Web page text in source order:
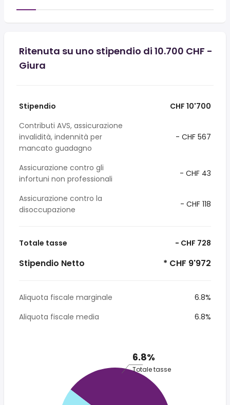
Ritenuta su uno stipendio di 10.700 CHF -
Giura
Stipendio
CHF 10'700
Contributi AVS, assicurazione
invalidità, indennità per
mancato guadagno
- CHF 567
Assicurazione contro gli
infortuni non professionali
- CHF 43
Assicurazione contro la
disoccupazione
- CHF 118
Totale tasse - CHF 728
Stipendio Netto * CHF 9'972
Aliquota fiscale marginale
6.8%
Aliquota fiscale media
6.8%
6.8%
Totale tasse